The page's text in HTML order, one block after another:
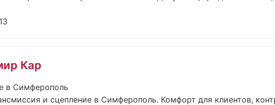
Кар
в Симферополь
и сцепление в Симферополь. Комфорт для клиентов,